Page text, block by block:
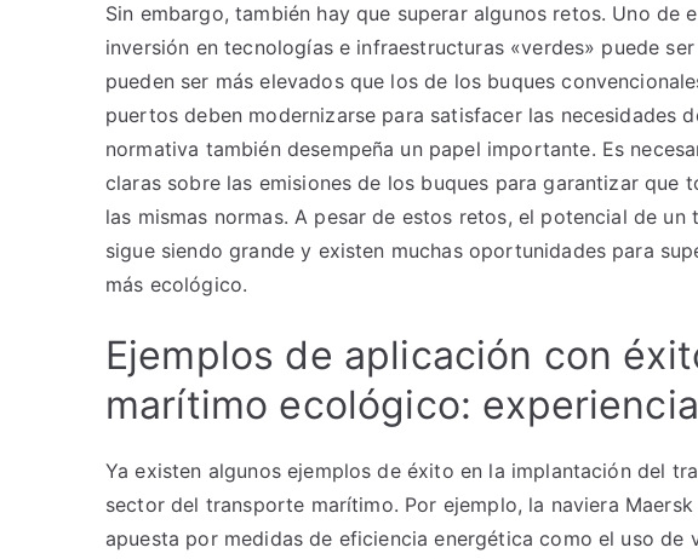
Sin embargo, también hay que superar algunos retos. Uno de
inversión en tecnologías e infraestructuras «verdes» puede
pueden ser más elevados que los de los buques
puertos deben modernizarse para satisfacer las necesidades
normativa también desempeña un papel importante. Es
claras sobre las emisiones de los buques para garantizar que
las mismas normas. A pesar de estos retos, el potencial de
sigue siendo grande y existen muchas oportunidades para
más ecológico.
Ejemplos de aplicación con
marítimo ecológico:
Ya existen algunos ejemplos de éxito en la implantación del
sector del transporte marítimo. Por ejemplo, la naviera
apuesta por medidas de eficiencia energética como el uso de